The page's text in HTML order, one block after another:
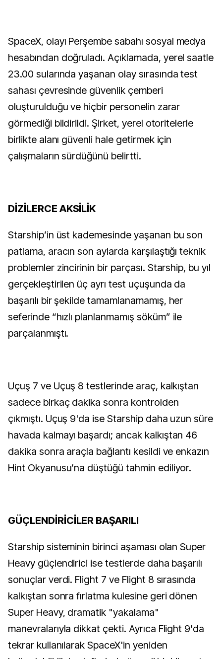
SpaceX, olayı Perşembe sabahı sosyal medya
hesabından doğruladı. Açıklamada, yerel saatle
23.00 sularında yaşanan olay sırasında test
sahası çevresinde güvenlik çemberi
oluşturulduğu ve hiçbir personelin zarar
görmediği bildirildi. Şirket, yerel otoritelerle
birlikte alanı güvenli hale getirmek için
çalışmaların sürdüğünü belirtti.
DİZİLERCE AKSİLİK
Starship’in üst kademesinde yaşanan bu son
patlama, aracın son aylarda karşılaştığı teknik
problemler zincirinin bir parçası. Starship, bu yıl
gerçekleştirilen üç ayrı test uçuşunda da
başarılı bir şekilde tamamlanamamış, her
seferinde “hızlı planlanmamış söküm” ile
parçalanmıştı.
Uçuş 7 ve Uçuş 8 testlerinde araç, kalkıştan
sadece birkaç dakika sonra kontrolden
çıkmıştı. Uçuş 9'da ise Starship daha uzun süre
havada kalmayı başardı; ancak kalkıştan 46
dakika sonra araçla bağlantı kesildi ve enkazın
Hint Okyanusu’na düştüğü tahmin ediliyor.
GÜÇLENDİRİCİLER BAŞARILI
Starship sisteminin birinci aşaması olan Super
Heavy güçlendirici ise testlerde daha başarılı
sonuçlar verdi. Flight 7 ve Flight 8 sırasında
kalkıştan sonra fırlatma kulesine geri dönen
Super Heavy, dramatik "yakalama"
manevralarıyla dikkat çekti. Ayrıca Flight 9'da
tekrar kullanılarak SpaceX'in yeniden